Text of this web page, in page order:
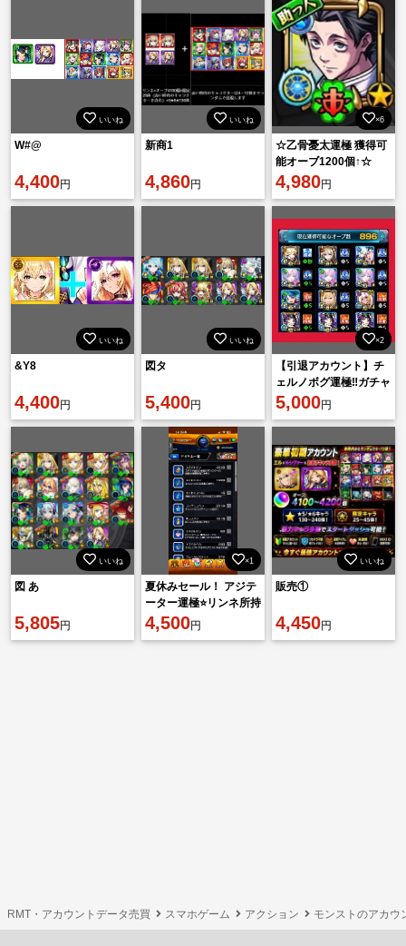
いいね
W#@
4,400円
いいね
新商1
4,860円
×6
☆乙骨憂太運極 獲得可
能オーブ1200個↑☆
4,980円
いいね
&Y8
4,400円
いいね
図タ
5,400円
×2
【引退アカウント】チ
ェルノボグ運極‼️ガチャ
限200⤴︎運極200⤴︎
5,000円
いいね
図 あ
5,805円
×1
夏休みセール！ アジテ
ーター運極⭐️リンネ所持
ガチャ限⭐️6 815体所
持 限定135体
4,500円
いいね
販売①
4,450円
RMT・アカウントデータ売買 スマホゲーム アクション モンストのアカウ